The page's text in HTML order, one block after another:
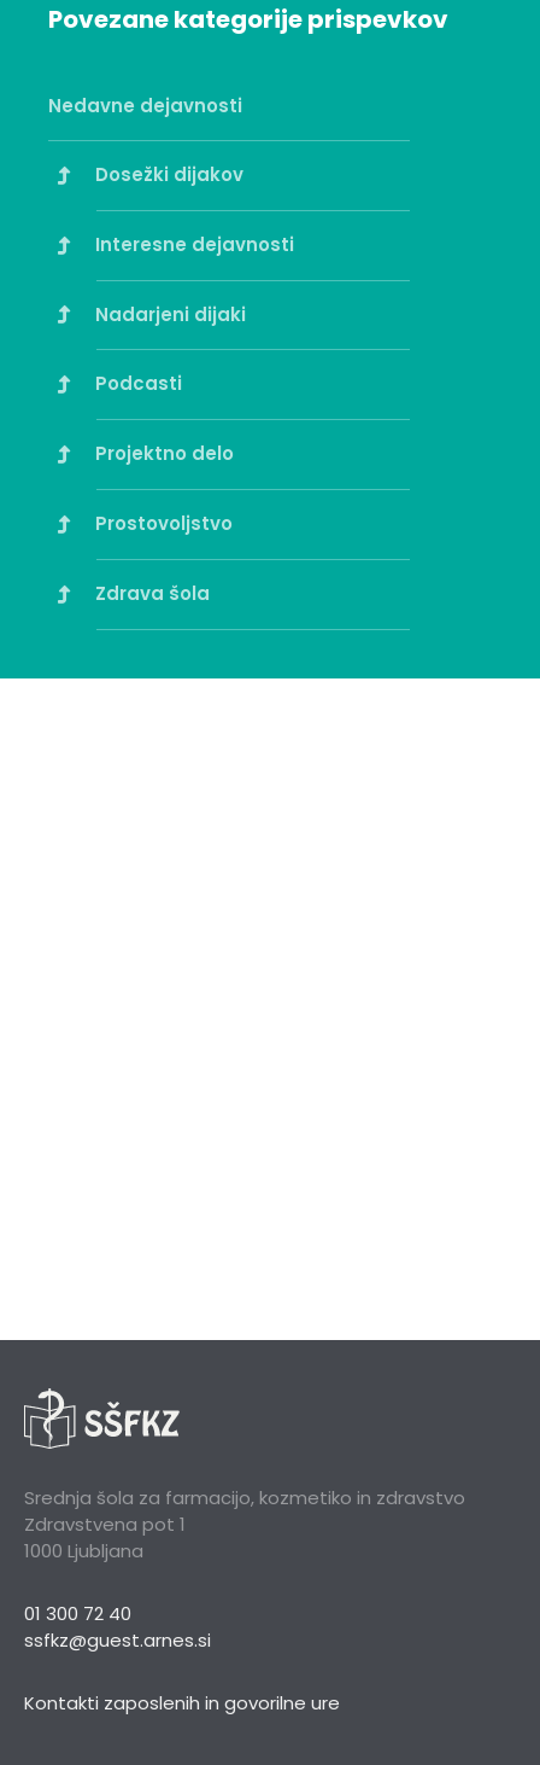
Povezane kategorije prispevkov
Nedavne dejavnosti
Dosežki dijakov
Interesne dejavnosti
Nadarjeni dijaki
Podcasti
Projektno delo
Prostovoljstvo
Zdrava šola
Srednja šola za farmacijo, kozmetiko in zdravstvo
Zdravstvena pot 1
1000 Ljubljana
01 300 72 40
ssfkz@guest.arnes.si
Kontakti zaposlenih in govorilne ure